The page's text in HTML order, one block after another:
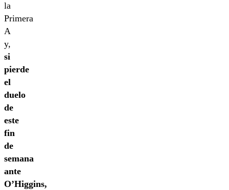
la
Primera
A
y,
si
pierde
el
duelo
de
este
fin
de
semana
ante
O’Higgins,